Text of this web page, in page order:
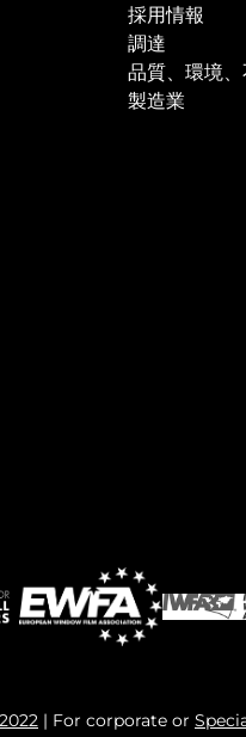
採用情報
調達
品質、環境
製造業
| For corporate or